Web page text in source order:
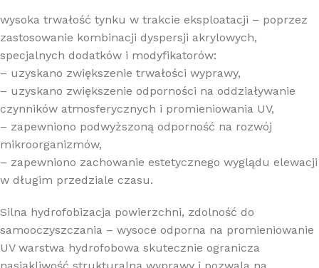
wysoka trwałość tynku w trakcie eksploatacji – poprzez
zastosowanie kombinacji dyspersji akrylowych,
specjalnych dodatków i modyfikatorów:
– uzyskano zwiększenie trwałości wyprawy,
– uzyskano zwiększenie odporności na oddziaływanie
czynników atmosferycznych i promieniowania UV,
– zapewniono podwyższoną odporność na rozwój
mikroorganizmów,
– zapewniono zachowanie estetycznego wyglądu elewacji
w długim przedziale czasu.
Silna hydrofobizacja powierzchni, zdolność do
samooczyszczania – wysoce odporna na promieniowanie
UV warstwa hydrofobowa skutecznie ogranicza